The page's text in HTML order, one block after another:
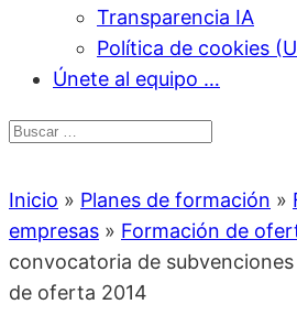
Transparencia IA
Política de cookies
Únete al equipo …
Inicio » Planes de formación »
empresas » Formación de
convocatoria de
de oferta 2014